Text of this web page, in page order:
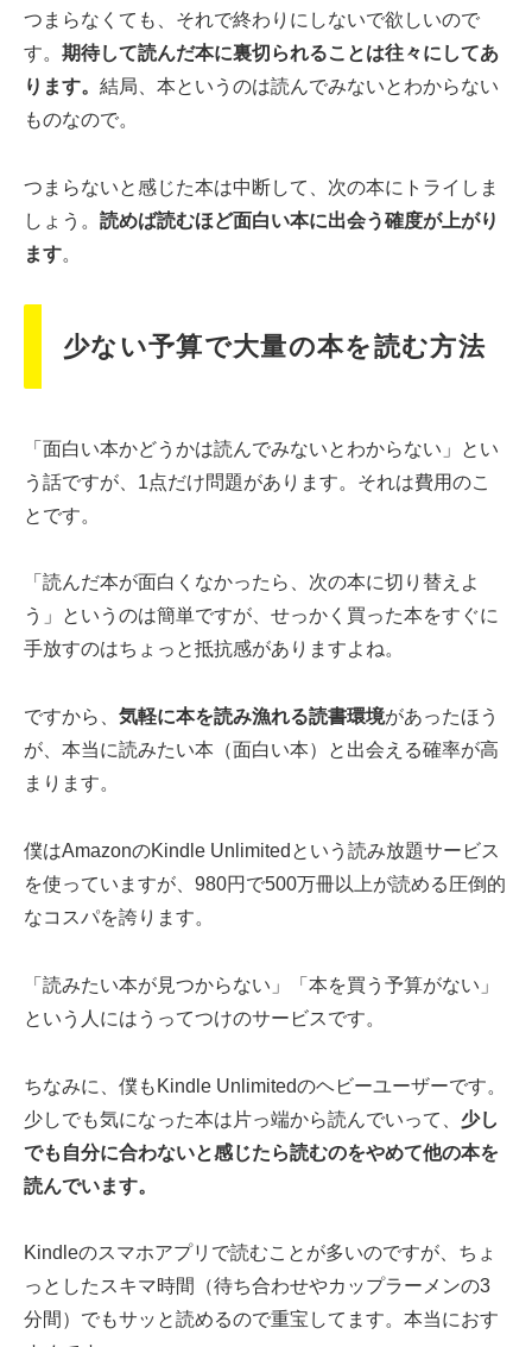
つまらなくても、それで終わりにしないで欲しいので
す。 期待して読んだ本に裏切られることは往々にしてあ
ります。 結局、本というのは読んでみないとわからない
ものなので。
つまらないと感じた本は中断して、次の本にトライしま
しょう。 読めば読むほど面白い本に出会う確度が上がり
ます。
少ない予算で大量の本を読む方法
「面白い本かどうかは読んでみないとわからない」とい
う話ですが、1点だけ問題があります。それは費用のこ
とです。
「読んだ本が面白くなかったら、次の本に切り替えよ
う」というのは簡単ですが、せっかく買った本をすぐに
手放すのはちょっと抵抗感がありますよね。
ですから、 気軽に本を読み漁れる読書環境があったほう
が、本当に読みたい本（面白い本）と出会える確率が高
まります。
僕はAmazonのKindle Unlimitedという読み放題サービス
を使っていますが、980円で500万冊以上が読める圧倒的
なコスパを誇ります。
「読みたい本が見つからない」「本を買う予算がない」
という人にはうってつけのサービスです。
ちなみに、僕もKindle Unlimitedのヘビーユーザーです。
少しでも気になった本は片っ端から読んでいって、 少し
でも自分に合わないと感じたら読むのをやめて他の本を
読んでいます。
Kindleのスマホアプリで読むことが多いのですが、ちょ
っとしたスキマ時間（待ち合わせやカップラーメンの3
分間）でもサッと読めるので重宝してます。本当におす